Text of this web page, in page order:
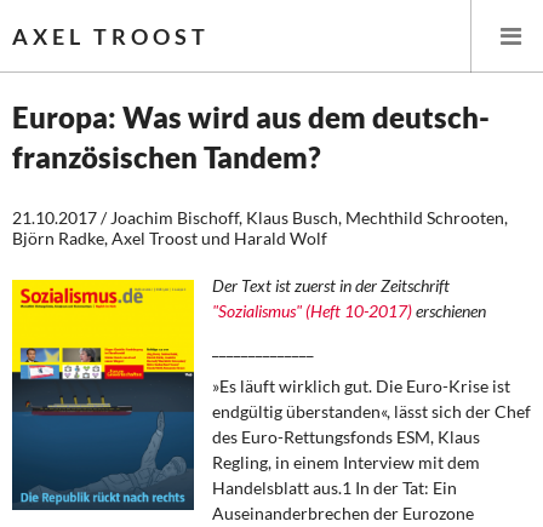
AXEL TROOST
Startseite
Themen
Leitlinien linker Wirtschafts- und Finanzpolitik
Steuer- und Finanzpolitik
Öffentliche Infrastruktur und Daseinsvorsorge
Eurokrise und Griechenland
Europa: Was wird aus dem deutsch-
französischen Tandem?
21.10.2017 / Joachim Bischoff, Klaus Busch, Mechthild Schrooten,
Björn Radke, Axel Troost und Harald Wolf
Der Text ist zuerst in der Zeitschrift
"Sozialismus" (Heft 10-2017)erschienen
»Es läuft wirklich gut. Die Euro-Krise ist
endgültig überstanden«, lässt sich der Chef
des Euro-Rettungsfonds ESM, Klaus
Regling, in einem Interview mit dem
Handelsblatt aus.1 In der Tat: Ein
Auseinanderbrechen der Eurozone